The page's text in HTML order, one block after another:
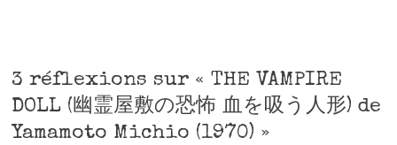
3 réflexions sur « THE VAMPIRE
DOLL (幽霊屋敷の恐怖 血を吸う人形) de
Yamamoto Michio (1970) »